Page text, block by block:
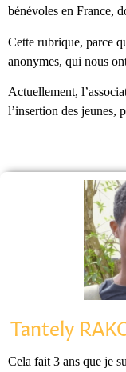
bénévoles en France,
Cette rubrique, parce
anonymes, qui nous
Actuellement,
l’insertion des jeunes,
Tantely
Cela fait 3 ans que je